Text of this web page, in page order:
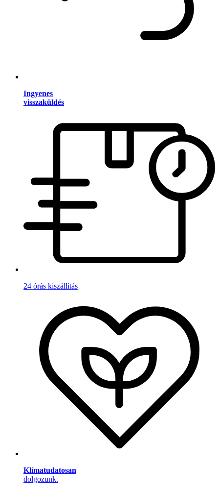
Ingyenes
visszaküldés
24 órás kiszállítás
Klímatudatosan
dolgozunk.